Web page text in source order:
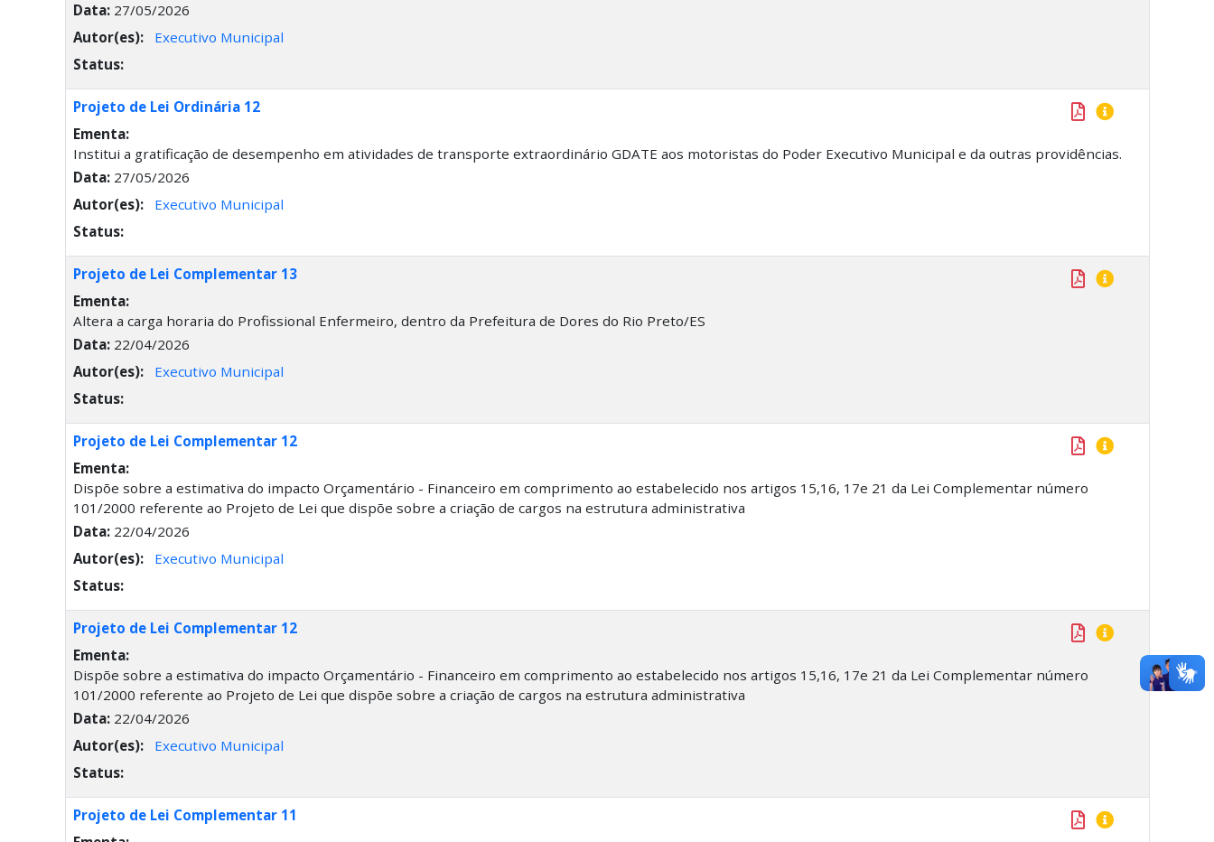
Data:27/05/2026
Autor(es):
Executivo Municipal
Status:
Projeto de Lei Ordinária 12
Ementa:
Institui a gratificação de desempenho em atividades de transporte extraordinário GDATE aos motoristas do Poder Executivo Municipal e da outras providências.
Data:27/05/2026
Autor(es):
Executivo Municipal
Status:
Projeto de Lei Complementar 13
Ementa:
Altera a carga horaria do Profissional Enfermeiro, dentro da Prefeitura de Dores do Rio Preto/ES
Data:22/04/2026
Autor(es):
Executivo Municipal
Status:
Projeto de Lei Complementar 12
Ementa:
Dispõe sobre a estimativa do impacto Orçamentário - Financeiro em comprimento ao estabelecido nos artigos 15,16, 17e 21 da Lei Complementar número
101/2000 referente ao Projeto de Lei que dispõe sobre a criação de cargos na estrutura administrativa
Data:22/04/2026
Autor(es):
Executivo Municipal
Status:
Projeto de Lei Complementar 12
Ementa:
Dispõe sobre a estimativa do impacto Orçamentário - Financeiro em comprimento ao estabelecido nos artigos 15,16, 17e 21 da Lei Complementar número
101/2000 referente ao Projeto de Lei que dispõe sobre a criação de cargos na estrutura administrativa
Data:22/04/2026
Autor(es):
Executivo Municipal
Status:
Projeto de Lei Complementar 11